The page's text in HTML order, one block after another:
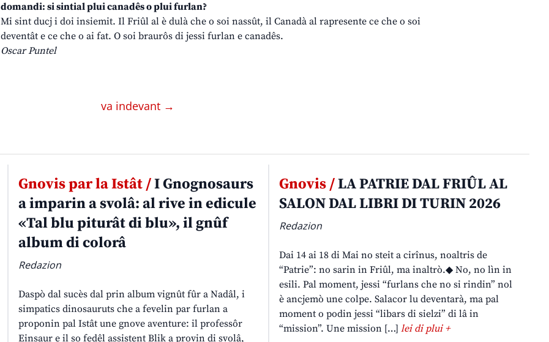
domandi: si sintial plui canadês o plui furlan?
Mi sint ducj i doi insiemit. Il Friûl al è dulà che o soi nassût, il Canadà al rapresente ce che o soi
deventât e ce che o ai fat. O soi braurôs di jessi furlan e canadês.
Oscar Puntel
va indevant →
Gnovis par la Istât /I Gnognosaurs
a imparin a svolâ: al rive in edicule
«Tal blu piturât di blu», il gnûf
album di colorâ
Redazion
Daspò dal sucès dal prin album vignût fûr a Nadâl, i
simpatics dinosauruts che a fevelin par furlan a
proponin pal Istât une gnove aventure: il professôr
Einsaur e il so fedêl assistent Blik a provin di svolâ,
Gnovis /LA PATRIE DAL FRIÛL AL
SALON DAL LIBRI DI TURIN 2026
Redazion
Dai 14 ai 18 di Mai no steit a cirînus, noaltris de
“Patrie”: no sarin in Friûl, ma inaltrò.◆ No, no lìn in
esili. Pal moment, jessi “furlans che no si rindin” nol
è ancjemò une colpe. Salacor lu deventarà, ma pal
moment o podin jessi “libars di sielzi” di lâ in
“mission”. Une mission […]lei di plui +